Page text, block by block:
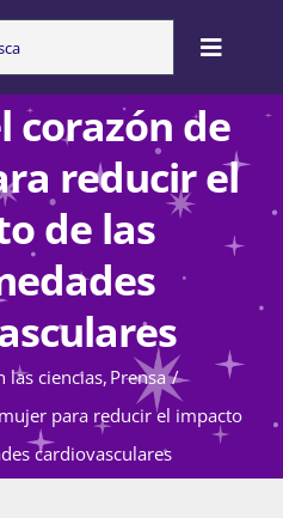
Toggle
de género
corazón de
reducir el
de las
las ciencias Prensa
para reducir el impacto
cardiovasculares